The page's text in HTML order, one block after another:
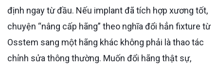
định ngay từ đầu. Nếu implant đã tích hợp xương tốt,
chuyện “nâng cấp hãng” theo nghĩa đổi hẳn fixture từ
Osstem sang một hãng khác không phải là thao tác
chỉnh sửa thông thường. Muốn đổi hãng thật sự,